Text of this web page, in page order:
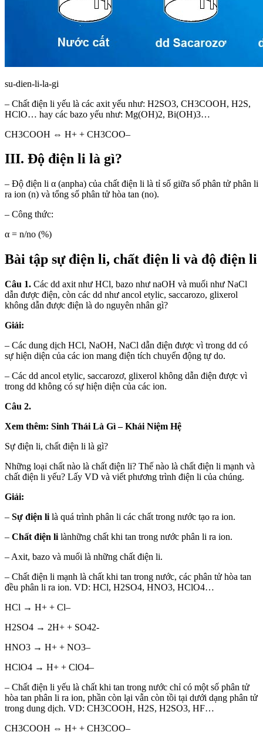
su-dien-li-la-gi
– Chất điện li yếu là các axit yếu như: H2SO3, CH3COOH, H2S,
HClO… hay các bazo yếu như: Mg(OH)2, Bi(OH)3…
CH3COOH ⇔ H+ + CH3COO–
III. Độ điện li là gì?
– Độ điện li α (anpha) của chất điện li là tỉ số giữa số phân tử phân li
ra ion (n) và tổng số phân tử hòa tan (no).
– Công thức:
α = n/no (%)
Bài tập sự điện li, chất điện li và độ điện li
Câu 1. Các dd axit như HCl, bazo như naOH và muối như NaCl
dẫn được điện, còn các dd như ancol etylic, saccarozo, glixerol
không dẫn được điện là do nguyên nhân gì?
Giải:
– Các dung dịch HCl, NaOH, NaCl dẫn điện được vì trong dd có
sự hiện diện của các ion mang điện tích chuyển động tự do.
– Các dd ancol etylic, saccarozơ, glixerol không dẫn điện được vì
trong dd không có sự hiện diện của các ion.
Câu 2.
Xem thêm: Sinh Thái Là Gì – Khái Niệm Hệ
Sự điện li, chất điện li là gì?
Những loại chất nào là chất điện li? Thế nào là chất điện li mạnh và
chất điện li yếu? Lấy VD và viết phương trình điện li của chúng.
Giải:
– Sự điện li là quá trình phân li các chất trong nước tạo ra ion.
– Chất điện li lànhững chất khi tan trong nước phân li ra ion.
– Axit, bazo và muối là những chất điện li.
– Chất điện li mạnh là chất khi tan trong nước, các phân tử hòa tan
đều phân li ra ion. VD: HCl, H2SO4, HNO3, HClO4…
HCl → H+ + Cl–
H2SO4 → 2H+ + SO42-
HNO3 → H+ + NO3–
HClO4 → H+ + ClO4–
– Chất điện li yếu là chất khi tan trong nước chỉ có một số phân tử
hòa tan phân li ra ion, phần còn lại vẫn còn tồi tại dưới dạng phân tử
trong dung dịch. VD: CH3COOH, H2S, H2SO3, HF…
CH3COOH ⇔ H+ + CH3COO–